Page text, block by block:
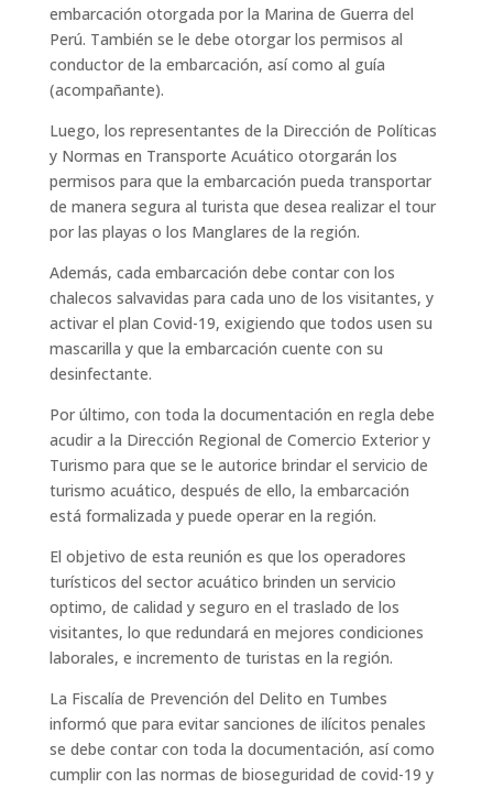
embarcación otorgada por la Marina de Guerra del
Perú. También se le debe otorgar los permisos al
conductor de la embarcación, así como al guía
(acompañante).
Luego, los representantes de la Dirección de Políticas
y Normas en Transporte Acuático otorgarán los
permisos para que la embarcación pueda transportar
de manera segura al turista que desea realizar el tour
por las playas o los Manglares de la región.
Además, cada embarcación debe contar con los
chalecos salvavidas para cada uno de los visitantes, y
activar el plan Covid-19, exigiendo que todos usen su
mascarilla y que la embarcación cuente con su
desinfectante.
Por último, con toda la documentación en regla debe
acudir a la Dirección Regional de Comercio Exterior y
Turismo para que se le autorice brindar el servicio de
turismo acuático, después de ello, la embarcación
está formalizada y puede operar en la región.
El objetivo de esta reunión es que los operadores
turísticos del sector acuático brinden un servicio
optimo, de calidad y seguro en el traslado de los
visitantes, lo que redundará en mejores condiciones
laborales, e incremento de turistas en la región.
La Fiscalía de Prevención del Delito en Tumbes
informó que para evitar sanciones de ilícitos penales
se debe contar con toda la documentación, así como
cumplir con las normas de bioseguridad de covid-19 y